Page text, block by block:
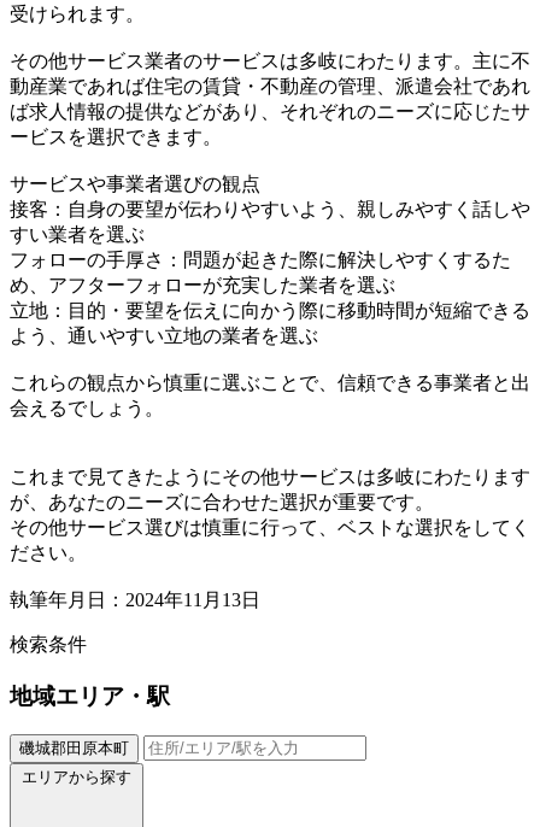
受けられます。
その他サービス業者のサービスは多岐にわたります。主に不
動産業であれば住宅の賃貸・不動産の管理、派遣会社であれ
ば求人情報の提供などがあり、それぞれのニーズに応じたサ
ービスを選択できます。
サービスや事業者選びの観点
接客：自身の要望が伝わりやすいよう、親しみやすく話しや
すい業者を選ぶ
フォローの手厚さ：問題が起きた際に解決しやすくするた
め、アフターフォローが充実した業者を選ぶ
立地：目的・要望を伝えに向かう際に移動時間が短縮できる
よう、通いやすい立地の業者を選ぶ
これらの観点から慎重に選ぶことで、信頼できる事業者と出
会えるでしょう。
これまで見てきたようにその他サービスは多岐にわたります
が、あなたのニーズに合わせた選択が重要です。
その他サービス選びは慎重に行って、ベストな選択をしてく
ださい。
執筆年月日：2024年11月13日
検索条件
地域エリア・駅
磯城郡田原本町
エリアから探す